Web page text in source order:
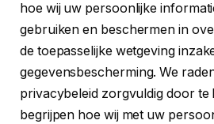
hoe wij uw persoonlijke
gebruiken en beschermen in
de toepasselijke wetgeving
gegevensbescherming. We
privacybeleid zorgvuldig door te
begrijpen hoe wij met uw